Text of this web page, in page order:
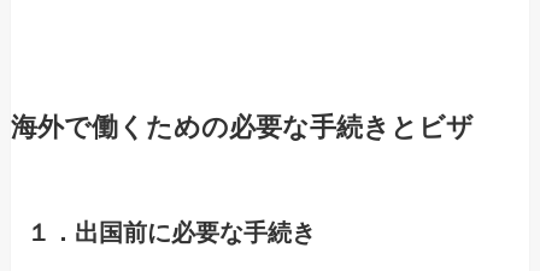
海外で働くための必要な手続きとビザ
１．出国前に必要な手続き